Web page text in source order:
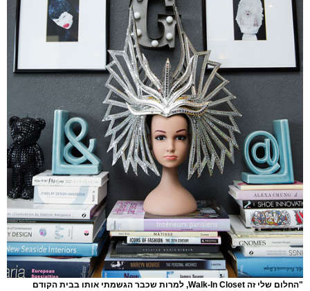
"החלום שלי זה Walk-In Closet, למרות שכבר הגשמתי אותו בבית הקודם